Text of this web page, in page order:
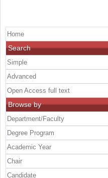
Home
Search
Simple
Advanced
Open Access full text
Browse by
Department/Faculty
Degree Program
Academic Year
Chair
Candidate